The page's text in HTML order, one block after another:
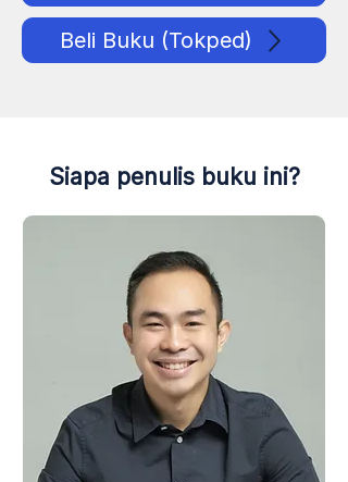
Beli Buku (Tokped)
Siapa penulis buku ini?